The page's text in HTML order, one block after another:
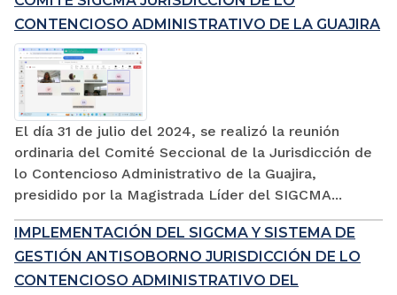
CONTENCIOSO ADMINISTRATIVO DE LA GUAJIRA
El día 31 de julio del 2024, se realizó la reunión
ordinaria del Comité Seccional de la Jurisdicción de
lo Contencioso Administrativo de la Guajira,
presidido por la Magistrada Líder del SIGCMA...
IMPLEMENTACIÓN DEL SIGCMA Y SISTEMA DE
GESTIÓN ANTISOBORNO JURISDICCIÓN DE LO
CONTENCIOSO ADMINISTRATIVO DEL